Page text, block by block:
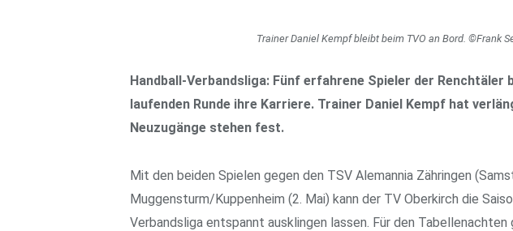
Trainer Daniel Kempf bleibt beim TVO an Bord. ©Frank
Handball-Verbandsliga: Fünf erfahrene Spieler der Renchtäler
laufenden Runde ihre Karriere. Trainer Daniel Kempf hat
Neuzugänge stehen fest.
Mit den beiden Spielen gegen den TSV Alemannia Zähringen
Muggensturm/Kuppenheim (2. Mai) kann der TV Oberkirch die
Verbandsliga entspannt ausklingen lassen. Für den Tabellenachten